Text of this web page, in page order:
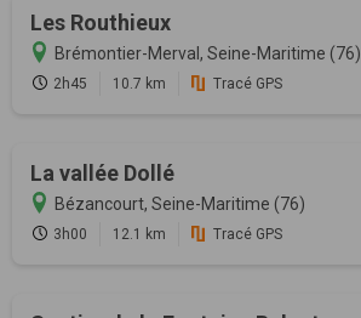
Les Routhieux
Brémontier-Merval, Seine-Maritime (76)
2h45 10.7 km Tracé GPS
La vallée Dollé
Bézancourt, Seine-Maritime (76)
3h00 12.1 km Tracé GPS